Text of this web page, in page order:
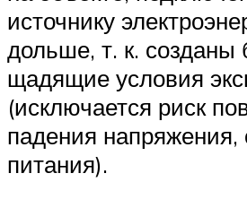
источнику
дольше, т. к. созданы
щадящие условия
(исключается риск
падения напряжения,
питания).